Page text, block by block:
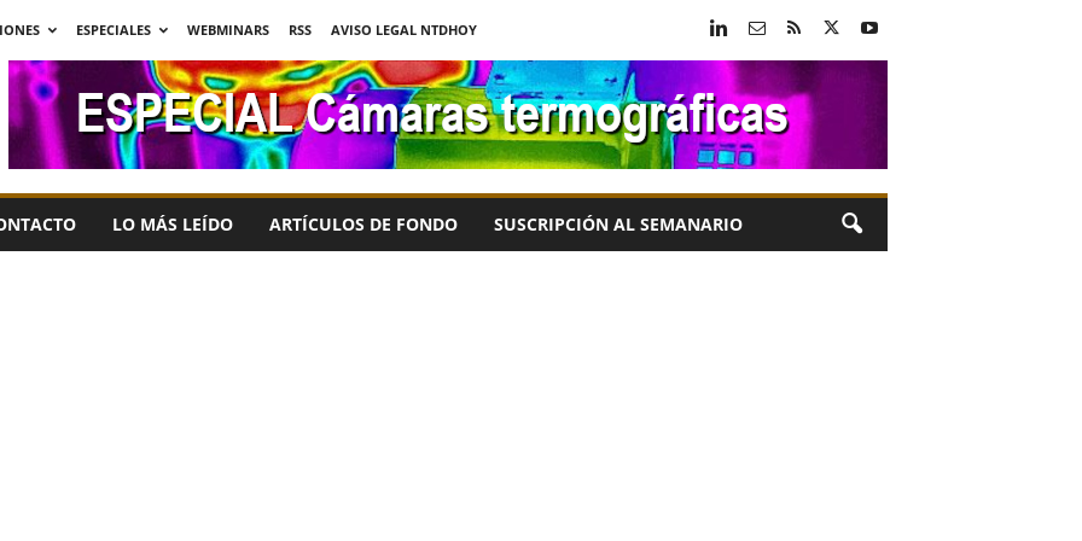
ESPECIALES WEBMINARS RSS
AVISO LEGAL NTDHOY
LO MÁS LEÍDO ARTÍCULOS DE FONDO SUSCRIPCIÓN AL SEMANARIO